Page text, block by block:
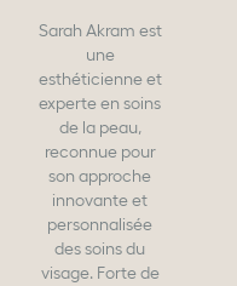
Sarah Akram est
une
esthéticienne et
experte en soins
de la peau,
reconnue pour
son approche
innovante et
personnalisée
des soins du
visage. Forte de